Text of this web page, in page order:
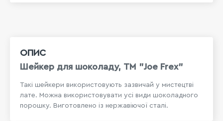
ОПИС
Шейкер для шоколаду, TM "Joe Frex"
Такі шейкери використовують зазвичай у мистецтві
лате. Можна використовувати усі види шоколадного
порошку. Виготовлено із нержавіючої сталі.